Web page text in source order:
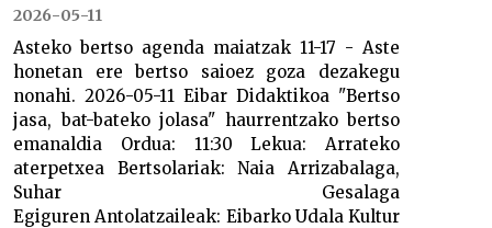
2026-05-11
Asteko bertso agenda maiatzak 11-17 - Aste
honetan ere bertso saioez goza dezakegu
nonahi. 2026-05-11 Eibar Didaktikoa "Bertso
jasa, bat-bateko jolasa" haurrentzako bertso
emanaldia Ordua: 11:30 Lekua: Arrateko
aterpetxea Bertsolariak: Naia Arrizabalaga,
Suhar Gesalaga
Egiguren Antolatzaileak: Eibarko Udala Kultur